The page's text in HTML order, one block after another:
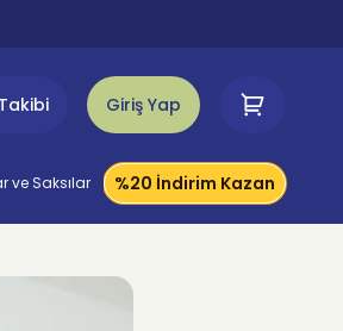
Giriş Yap
ve Saksılar %20 İndirim Kazan